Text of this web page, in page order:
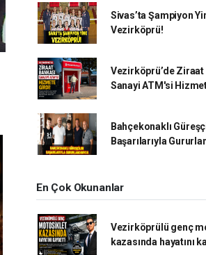
Sivas’ta Şampiyon
Vezirköprü!
Vezirköprü’de Ziraat
Sanayi ATM'si
Bahçekonaklı
Başarılarıyla
En Çok Okunanlar
Vezirköprülü genç
kazasında hayatını